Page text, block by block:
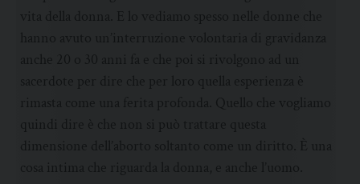
cosa intima che riguarda la donna, e anche l’uomo.